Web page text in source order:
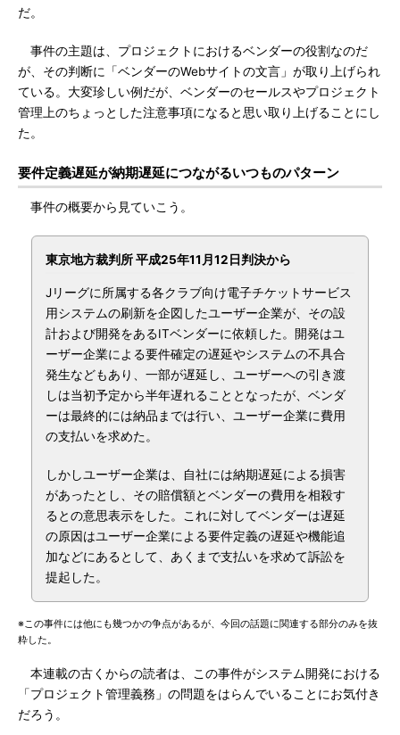
だ。
事件の主題は、プロジェクトにおけるベンダーの役割なのだ
が、その判断に「ベンダーのWebサイトの文言」が取り上げられ
ている。大変珍しい例だが、ベンダーのセールスやプロジェクト
管理上のちょっとした注意事項になると思い取り上げることにし
た。
要件定義遅延が納期遅延につながるいつものパターン
事件の概要から見ていこう。
東京地方裁判所 平成25年11月12日判決から
Jリーグに所属する各クラブ向け電子チケットサービス
用システムの刷新を企図したユーザー企業が、その設
計および開発をあるITベンダーに依頼した。開発はユ
ーザー企業による要件確定の遅延やシステムの不具合
発生などもあり、一部が遅延し、ユーザーへの引き渡
しは当初予定から半年遅れることとなったが、ベンダ
ーは最終的には納品までは行い、ユーザー企業に費用
の支払いを求めた。
しかしユーザー企業は、自社には納期遅延による損害
があったとし、その賠償額とベンダーの費用を相殺す
るとの意思表示をした。これに対してベンダーは遅延
の原因はユーザー企業による要件定義の遅延や機能追
加などにあるとして、あくまで支払いを求めて訴訟を
提起した。
※この事件には他にも幾つかの争点があるが、今回の話題に関連する部分のみを抜
粋した。
本連載の古くからの読者は、この事件がシステム開発における
「プロジェクト管理義務」の問題をはらんでいることにお気付き
だろう。